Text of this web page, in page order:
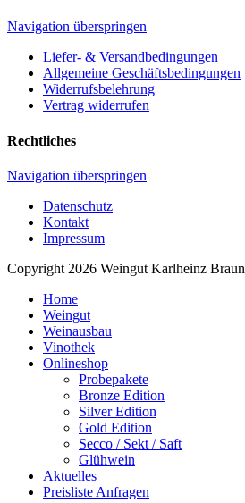
Navigation überspringen
Liefer- & Versandbedingungen
Allgemeine Geschäftsbedingungen
Widerrufsbelehrung
Vertrag widerrufen
Rechtliches
Navigation überspringen
Datenschutz
Kontakt
Impressum
Copyright 2026 Weingut Karlheinz Braun
Home
Weingut
Weinausbau
Vinothek
Onlineshop
Probepakete
Bronze Edition
Silver Edition
Gold Edition
Secco / Sekt / Saft
Glühwein
Aktuelles
Preisliste Anfragen